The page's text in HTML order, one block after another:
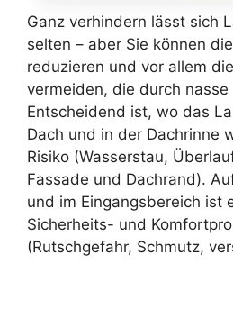
Ganz verhindern lässt sich
selten – aber Sie können
reduzieren und vor allem
vermeiden, die durch
Entscheidend ist, wo das
Dach und in der Dachrinne
Risiko (Wasserstau,
Fassade und Dachrand).
und im Eingangsbereich ist
Sicherheits- und
(Rutschgefahr, Schmutz,